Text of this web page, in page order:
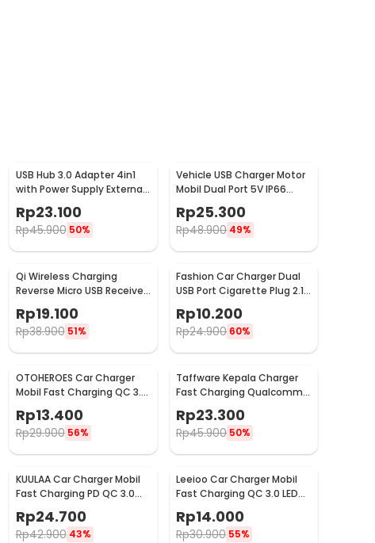
USB Hub 3.0 Adapter 4in1
with Power Supply External
USB 3.0 4 Port - UH-103U3
Rp23.100
Rp45.900 50%
Vehicle USB Charger Motor
Mobil Dual Port 5V IP66
Splashproof - 42557
Rp25.300
Rp48.900 49%
Qi Wireless Charging
Reverse Micro USB Receiver
Rp19.100
Rp38.900 51%
Fashion Car Charger Dual
USB Port Cigarette Plug 2.1A
Rp10.200
Rp24.900 60%
OTOHEROES Car Charger
Mobil Fast Charging QC 3.0
Dual USB 3.1A 30W - DC-681
Rp13.400
Rp29.900 56%
Taffware Kepala Charger
Fast Charging Qualcomm
QC 3.0 USB 3 Port USB - AR-
QC-03
Rp23.300
Rp45.900 50%
KUULAA Car Charger Mobil
Fast Charging PD QC 3.0
Rp24.700
Rp42.900 43%
Leeioo Car Charger Mobil
Fast Charging QC 3.0 LED
Rp14.000
Rp30.900 55%